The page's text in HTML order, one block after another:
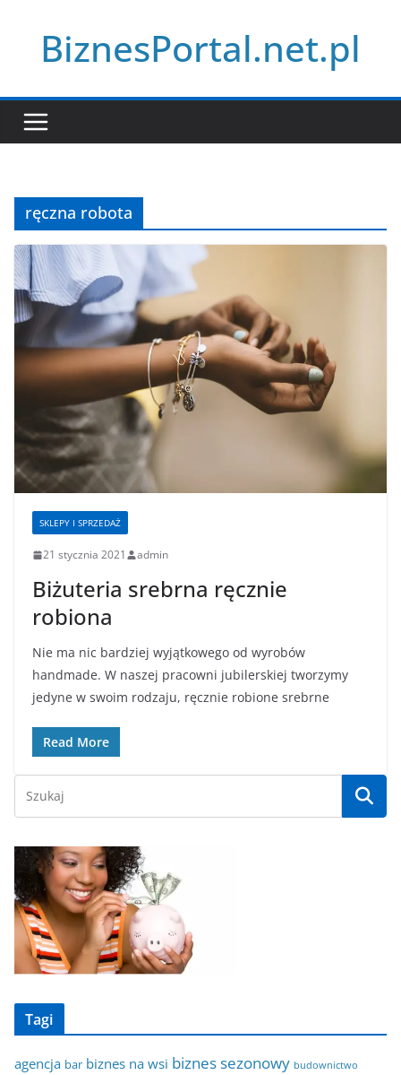
BiznesPortal.net.pl
ręczna robota
SKLEPY I SPRZEDAŻ
21 stycznia 2021 admin
Biżuteria srebrna ręcznie
robiona
Nie ma nic bardziej wyjątkowego od wyrobów
handmade. W naszej pracowni jubilerskiej tworzymy
jedyne w swoim rodzaju, ręcznie robione srebrne
Read More
Tagi
agencja bar biznes na wsi biznes sezonowy budownictwo